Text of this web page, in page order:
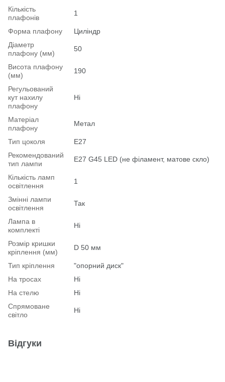
Кількість
плафонів
1
Форма плафону
Циліндр
Діаметр
плафону (мм)
50
Висота плафону
(мм)
190
Регульований
кут нахилу
плафону
Ні
Матеріал
плафону
Метал
Тип цоколя
E27
Рекомендований
тип лампи
Е27 G45 LED (не філамент, матове скло)
Кількість ламп
освітлення
1
Змінні лампи
освітлення
Так
Лампа в
комплекті
Ні
Розмір кришки
кріплення (мм)
D 50 мм
Тип кріплення
"опорний диск"
На тросах
Ні
На стелю
Ні
Спрямоване
світло
Ні
Відгуки